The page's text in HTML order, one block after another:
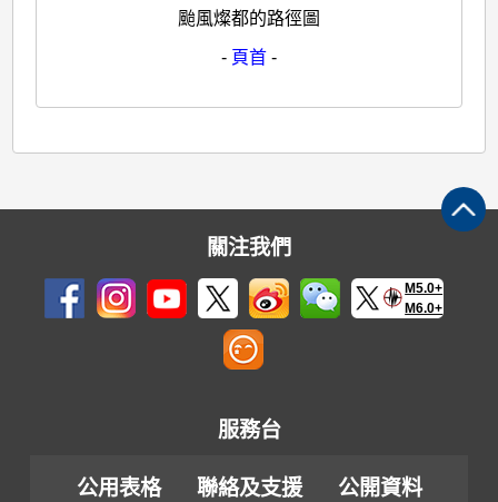
颱風燦都的路徑圖
- 頁首 -
關注我們
M5.0+
M6.0+
服務台
公用表格 聯絡及支援
公開資料